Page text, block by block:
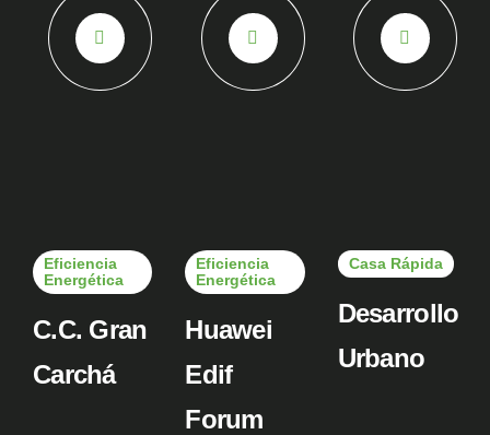
Eficiencia
Energética
C.C. Gran
Carchá
Eficiencia
Energética
Huawei
Edif
Forum
Casa Rápida
Desarrollo
Urbano